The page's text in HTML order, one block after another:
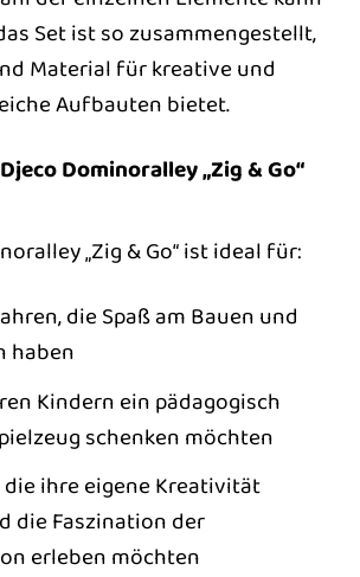
Set ist so zusammengestellt,
Material für kreative und
Aufbauten bietet.
Dominoralley „Zig & Go“
„Zig & Go“ ist ideal für:
die Spaß am Bauen und
haben
Kindern ein pädagogisch
schenken möchten
die ihre eigene Kreativität
die Faszination der
erleben möchten